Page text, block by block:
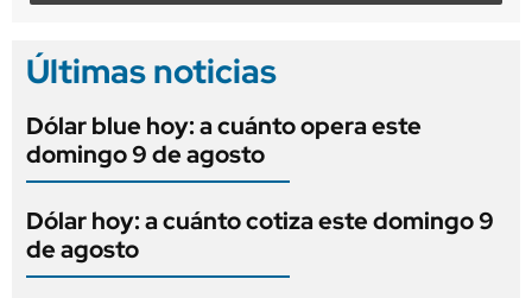
Últimas noticias
Dólar blue hoy: a cuánto opera este
domingo 9 de agosto
Dólar hoy: a cuánto cotiza este domingo 9
de agosto